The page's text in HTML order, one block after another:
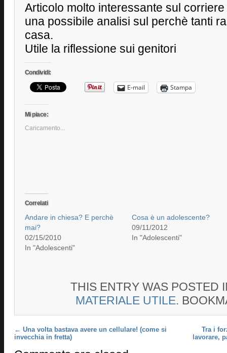
Articolo molto interessante sul
una possibile analisi sul perchè tanti
casa.
Utile la riflessione sui genitori
Condividi:
E-mail Stampa
Mi piace:
Caricamento...
Correlati
Andare in chiesa? E perchè
mai?
02/15/2010
In "Adolescenti"
Cosa è un adolescente?
09/11/2012
In "Adolescenti"
THIS ENTRY WAS POSTED
MATERIALE UTILE.
Post navigation
← Una volta bastava avere un cellulare! (come si
invecchia in fretta)
Tra i
lavorare,